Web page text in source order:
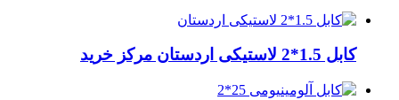
کابل 1.5*2 لاستیکی اردستان مرکز خرید